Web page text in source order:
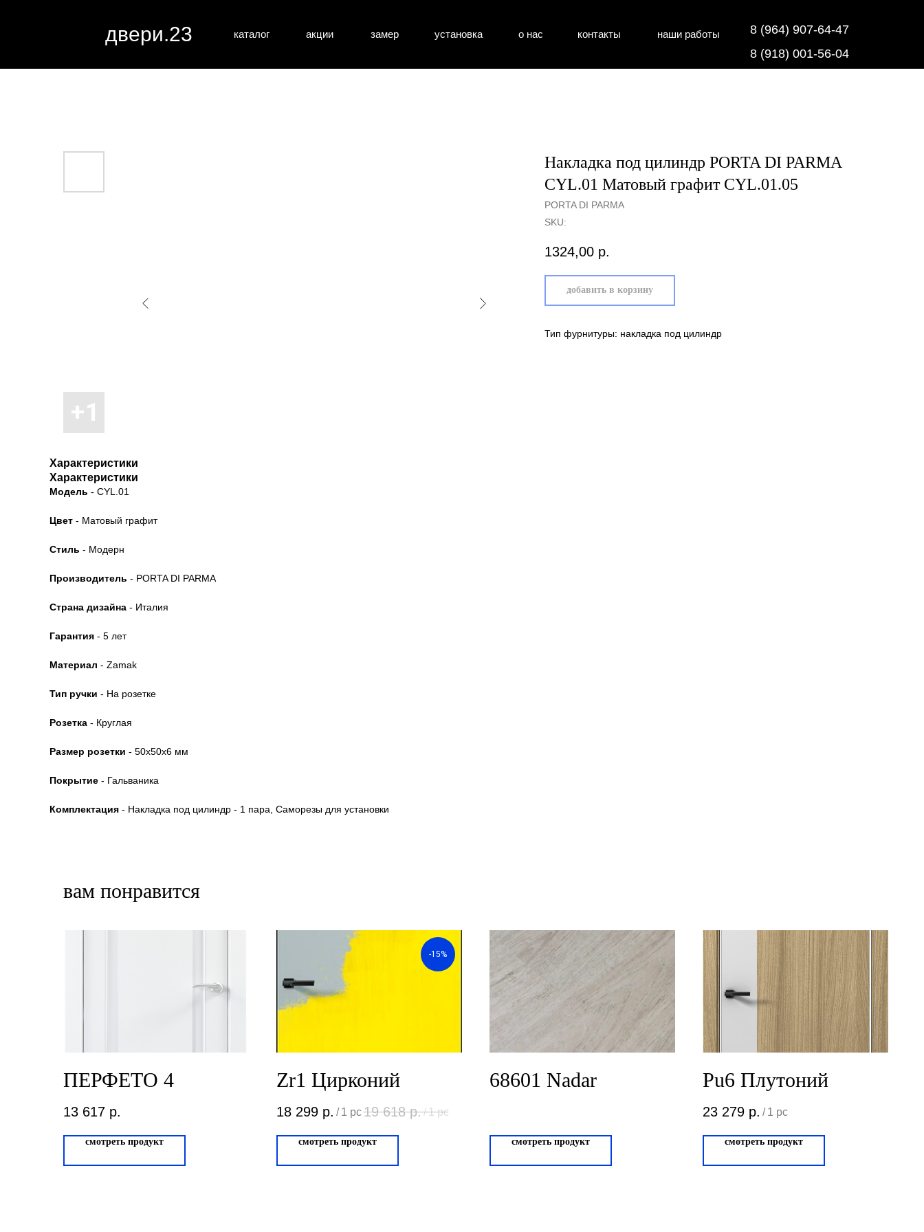
напольные покрытия
каталог контакты
о нас
установка
акции замер
двери.23
8 (918) 001-56-04
наши работы 8 (964) 907-64-47
Накладка под цилиндр PORTA DI PARMA
CYL.01 Матовый графит CYL.01.05
PORTA DI PARMA
SKU:
1324,00 р.
добавить в корзину
Тип фурнитуры: накладка под цилиндр
Характеристики
Характеристики
Модель - CYL.01
Цвет - Матовый графит
Стиль - Модерн
Производитель - PORTA DI PARMA
Страна дизайна - Италия
Гарантия - 5 лет
Материал - Zamak
Тип ручки - На розетке
Розетка - Круглая
Размер розетки - 50x50x6 мм
Покрытие - Гальваника
Комплектация - Накладка под цилиндр - 1 пара, Саморезы для установки
вам понравится
ПЕРФЕТО 4
13 617 р.
смотреть продукт
-15%
Zr1 Цирконий
18 299 р. / 1 pc19 618 р./1 pc
смотреть продукт
68601 Nadar
смотреть продукт
Pu6 Плутоний
23 279 р. / 1 pc
смотреть продукт